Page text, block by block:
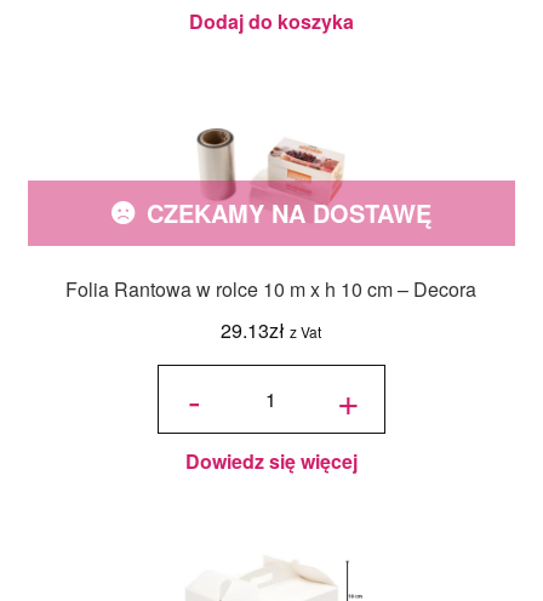
Dodaj do koszyka
Folia Rantowa w rolce 10 m x h 10 cm – Decora
29.13zł z Vat
CZEKAMY NA DOSTAWĘ
-
ilość
w rolce
10 m x h
Decora +
Dowiedz się więcej